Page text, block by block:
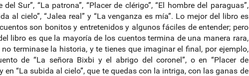
del Sur”, “La patrona”, “Placer de clérigo”, “El hombre del paraguas”,
al cielo”, “Jalea real” y “La venganza es mía”. Lo mejor del libro es
son bonitos y entretenidos y algunos fáciles de entender; pero
libro es que la mayoría de los cuentos termina de una manera rara,
terminase la historia, y te tienes que imaginar el final, por ejemplo,
de “La señora Bixbi y el abrigo del coronel”, o en “Placer de
en “La subida al cielo”, que te quedas con la intriga, con las ganas de